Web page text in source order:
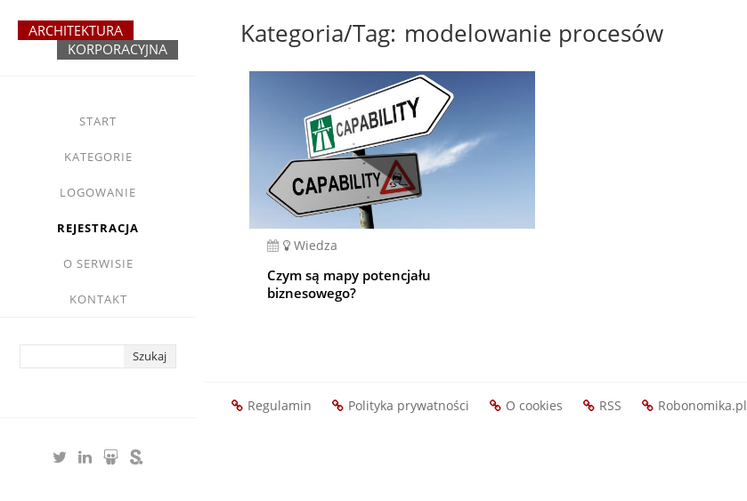
START
KATEGORIE
LOGOWANIE
REJESTRACJA
O SERWISIE
KONTAKT
modelowanie procesów
Wiedza
Czym są mapy potencjału
biznesowego?
Footer
Regulamin Polityka prywatności O cookies RSS Robonomika.pl